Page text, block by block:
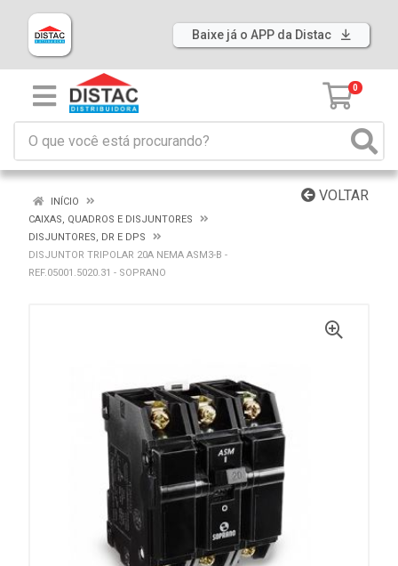
Baixe já o APP da Distac
0
VOLTAR
INÍCIO
CAIXAS, QUADROS E DISJUNTORES
DISJUNTORES, DR E DPS
DISJUNTOR TRIPOLAR 20A NEMA ASM3-B -
REF.05001.5020.31 - SOPRANO